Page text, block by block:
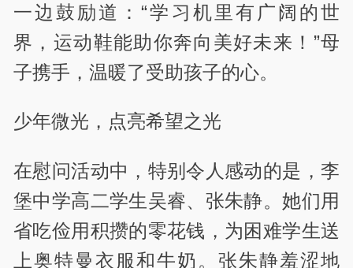
一边鼓励道：“学习机里有广阔的世
界，运动鞋能助你奔向美好未来！”母
子携手，温暖了受助孩子的心。
少年微光，点亮希望之光
在慰问活动中，特别令人感动的是，李
堡中学高二学生吴睿、张朱静。她们用
省吃俭用积攒的零花钱，为困难学生送
上奥特曼衣服和牛奶。张朱静羞涩地